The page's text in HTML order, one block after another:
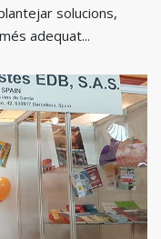
solucions,
adequat...